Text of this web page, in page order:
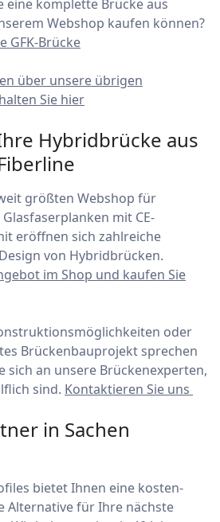
eine komplette Brücke aus
Webshop kaufen können?
GFK-Brücke
über unsere übrigen
Sie hier
Hybridbrücke aus
größten Webshop für
mit CE-
eröffnen sich zahlreiche
von Hybridbrücken.
im Shop und kaufen Sie
oder
Brückenbauprojekt sprechen
sich an unsere Brückenexperten,
sind. Kontaktieren Sie uns
in Sachen
bietet Ihnen eine kosten-
Alternative für Ihre nächste